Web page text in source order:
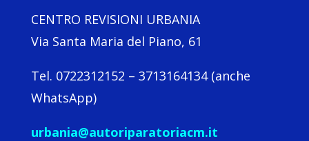
CENTRO REVISIONI URBANIA
Via Santa Maria del Piano, 61
Tel. 0722312152 – 3713164134 (anche
WhatsApp)
urbania@autoriparatoriacm.it